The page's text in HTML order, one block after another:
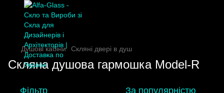
Душові кабіни Скляні двері в душ
Скляна душова гармошка Model-R
Фільтр За популярністю